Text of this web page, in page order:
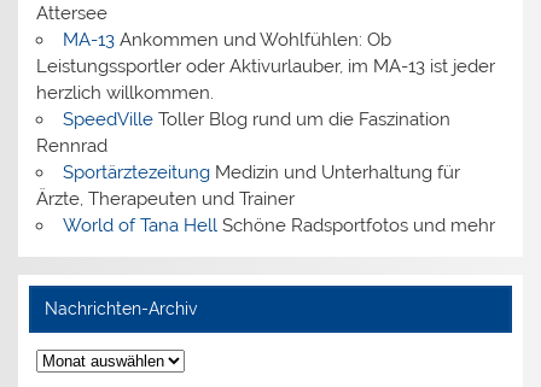
Attersee
MA-13Ankommen und Wohlfühlen: Ob
Leistungssportler oder Aktivurlauber, im MA-13 ist jeder
herzlich willkommen.
SpeedVilleToller Blog rund um die Faszination
Rennrad
SportärztezeitungMedizin und Unterhaltung für
Ärzte, Therapeuten und Trainer
World of Tana HellSchöne Radsportfotos und mehr
Nachrichten-Archiv
Nachrichten-
Archiv